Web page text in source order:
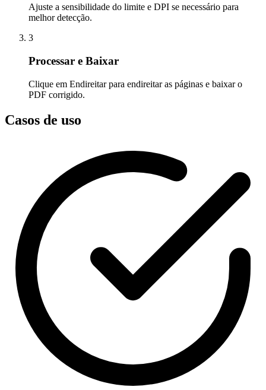
Ajuste a sensibilidade do limite e DPI se necessário para
melhor detecção.
3
Processar e Baixar
Clique em Endireitar para endireitar as páginas e baixar o
PDF corrigido.
Casos de uso